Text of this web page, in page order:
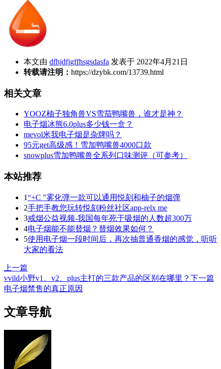
本文由 dfhjdfjgffhsgsdasfa 发表于 2022年4月21日
转载请注明： https://dzybk.com/13739.html
相关文章
YOOZ柚子独角兽VS雪茄鸭嘴兽，谁才是神？
电子烟冰熊6.0plus多少钱一盒？
mevol米我电子烟是杂牌吗？
95元get高级感！雪加鸭嘴兽4000口款
snowplus雪加鸭嘴兽全系列口味测评（可参考）
本站推荐
1“+C ”雾化弹一款可以通用悦刻和柚子的烟弹
2手把手教您玩转悦刻粉丝社区app-relx me
3戒烟公益视频-我国每年死于吸烟的人数超300万
4电子烟能不能替烟？替烟效果如何？
5使用电子烟一段时间后，再次抽普通香烟的感觉，听听
大家的看法
上一篇
vvild小野v1、v2、plus主打的三款产品的区别在哪里？ 下一篇
电子烟禁售的真正原因
文章导航